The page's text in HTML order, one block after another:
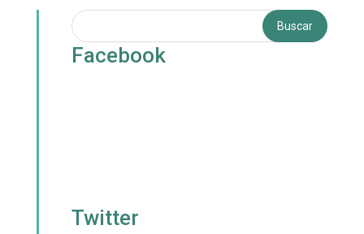
Facebook
Twitter